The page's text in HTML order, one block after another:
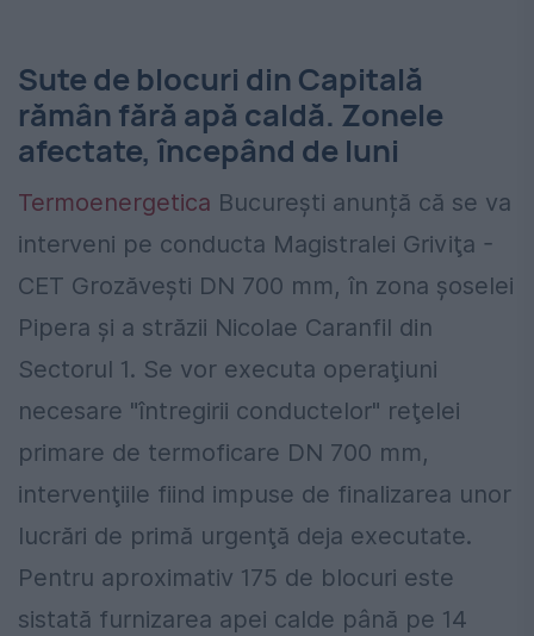
Sute de blocuri din Capitală
rămân fără apă caldă. Zonele
afectate, începând de luni
Termoenergetica București anunță că se va
interveni pe conducta Magistralei Griviţa -
CET Grozăveşti DN 700 mm, în zona şoselei
Pipera şi a străzii Nicolae Caranfil din
Sectorul 1. Se vor executa operaţiuni
necesare "întregirii conductelor" reţelei
primare de termoficare DN 700 mm,
intervenţiile fiind impuse de finalizarea unor
lucrări de primă urgenţă deja executate.
Pentru aproximativ 175 de blocuri este
sistată furnizarea apei calde până pe 14